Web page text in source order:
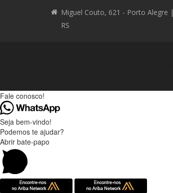
Miguel Couto, 621 - Porto Alegre |
RS
Fale conosco!
Seja bem-vindo!
Podemos te ajudar?
Abrir bate-papo